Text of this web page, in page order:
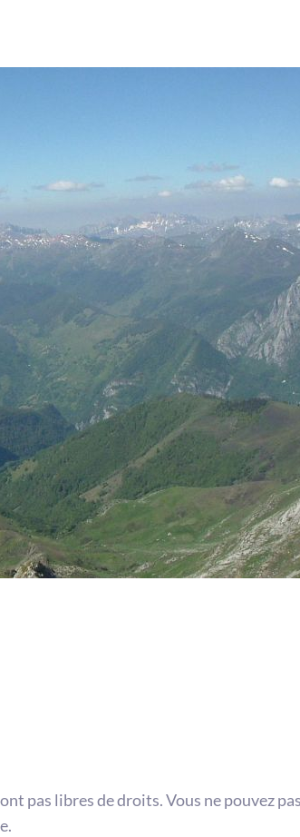
pas libres de droits. Vous ne pouvez